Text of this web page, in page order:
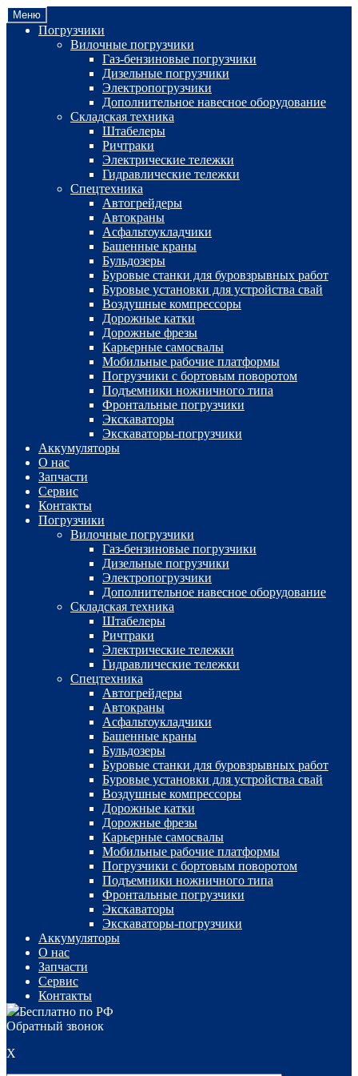
Перейти
к
навигации
Перейти
к
содержимому
Меню
Погрузчики
Вилочные погрузчики
Газ-бензиновые погрузчики
Дизельные погрузчики
Электропогрузчики
Дополнительное навесное оборудование
Складская техника
Штабелеры
Ричтраки
Электрические тележки
Гидравлические тележки
Спецтехника
Автогрейдеры
Автокраны
Асфальтоукладчики
Башенные краны
Бульдозеры
Буровые станки для буровзрывных работ
Буровые установки для устройства свай
Воздушные компрессоры
Дорожные катки
Дорожные фрезы
Карьерные самосвалы
Мобильные рабочие платформы
Погрузчики с бортовым поворотом
Подъемники ножничного типа
Фронтальные погрузчики
Экскаваторы
Экскаваторы-погрузчики
Аккумуляторы
О нас
Запчасти
Сервис
Контакты
Погрузчики
Вилочные погрузчики
Газ-бензиновые погрузчики
Дизельные погрузчики
Электропогрузчики
Дополнительное навесное оборудование
Складская техника
Штабелеры
Ричтраки
Электрические тележки
Гидравлические тележки
Спецтехника
Автогрейдеры
Автокраны
Асфальтоукладчики
Башенные краны
Бульдозеры
Буровые станки для буровзрывных работ
Буровые установки для устройства свай
Воздушные компрессоры
Дорожные катки
Дорожные фрезы
Карьерные самосвалы
Мобильные рабочие платформы
Погрузчики с бортовым поворотом
Подъемники ножничного типа
Фронтальные погрузчики
Экскаваторы
Экскаваторы-погрузчики
Аккумуляторы
О нас
Запчасти
Сервис
Контакты
Бесплатно по РФ
Обратный звонок
X